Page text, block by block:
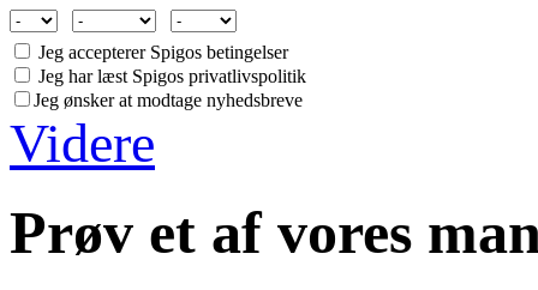
Jeg accepterer Spigos betingelser
Jeg har læst Spigos privatlivspolitik
Jeg ønsker at modtage nyhedsbreve
Videre
Prøv et af vores